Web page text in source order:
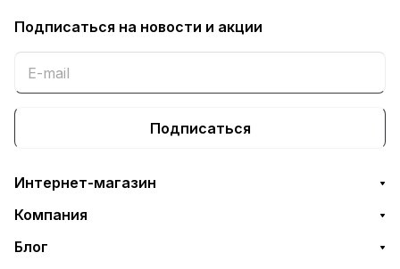
Подписаться на новости и акции
Подписаться
Интернет-магазин
Компания
Блог